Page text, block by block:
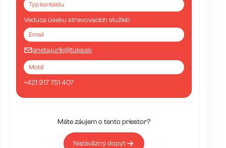
Typ kontaktu
Vedúca úseku stravovacích služieb
Email
aneta.jurik@tuke.sk
Mobil
+421 917 751 407
Máte záujem o tento priestor?
Nezáväzný dopyt